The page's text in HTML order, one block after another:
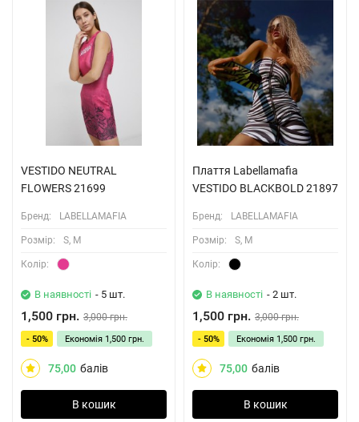
VESTIDO NEUTRAL
FLOWERS 21699
Бренд: LABELLAMAFIA
Розмiр: S, M
Колiр:
В наявності - 5 шт.
1,500 грн. 3,000 грн.
- 50% Економія 1,500 грн.
75,00 балів
В кошик
Плаття Labellamafia
VESTIDO BLACKBOLD 21897
Бренд: LABELLAMAFIA
Розмiр: S, M
Колiр:
В наявності - 2 шт.
1,500 грн. 3,000 грн.
- 50% Економія 1,500 грн.
75,00 балів
В кошик